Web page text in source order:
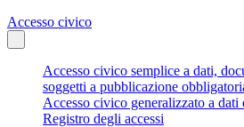
Accesso civico
Accesso civico semplice a dati,
soggetti a pubblicazione
Accesso civico generalizzato a
Registro degli accessi